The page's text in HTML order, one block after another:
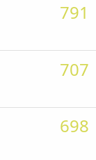
791
707
698